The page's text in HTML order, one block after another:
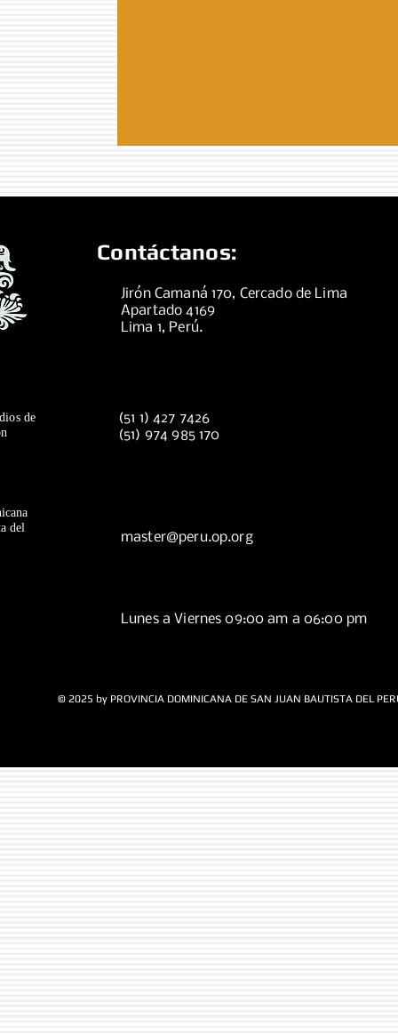
Contáctanos:
Jirón Camaná 170, Cercado de Lima
Apartado 4169
Lima 1, Perú.
de
(51 1) 427 7426
(51) 974 985 170
del
master@peru.op.org
Lunes a Viernes 09:00 am a 06:00 pm
© 2025 by PROVINCIA DOMINICANA DE SAN JUAN BAUTISTA DEL